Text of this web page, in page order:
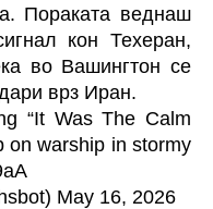
Пораката веднаш
кон Техеран,
во Вашингтон се
врз Иран.
“It Was The Calm
on warship in stormy
May 16, 2026